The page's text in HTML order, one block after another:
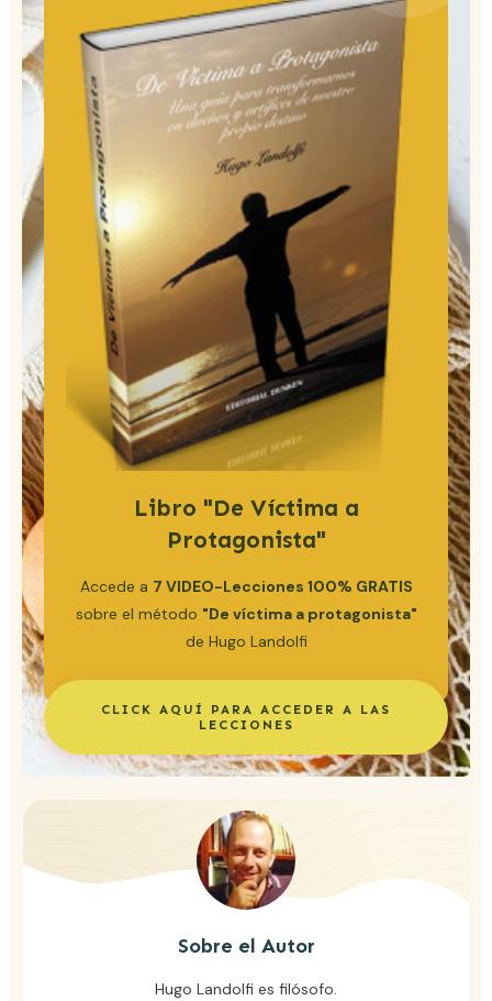
Libro "De Víctima a
Protagonista"
Accede a 7 VIDEO-Lecciones 100% GRATIS
sobre el método "De víctima a protagonista"
de Hugo Landolfi
CLICK AQUÍ PARA ACCEDER A LAS
LECCIONES
Sobre el Autor
Hugo Landolfi es filósofo.